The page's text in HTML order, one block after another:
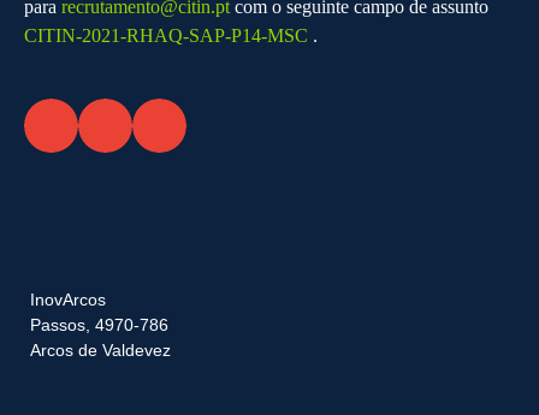
para recrutamento@citin.pt com o seguinte campo de assunto
CITIN-2021-RHAQ-SAP-P14-MSC .
InovArcos
Passos, 4970-786
Arcos de Valdevez